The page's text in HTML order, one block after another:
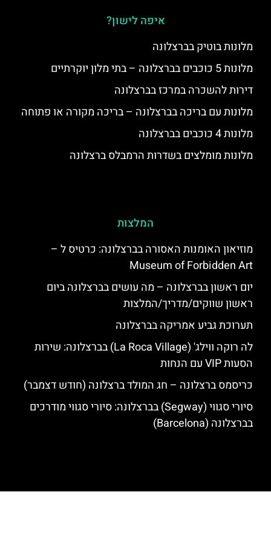
איפה לישון?
מלונות בוטיק בברצלונה
מלונות 5 כוכבים בברצלונה – בתי מלון יוקרתיים
דירות להשכרה במרכז בברצלונה
מלונות עם בריכה בברצלונה – בריכה מקורה או פתוחה
מלונות 4 כוכבים בברצלונה
מלונות מומלצים בשדרות הרמבלס ברצלונה
המלצות
מוזיאון האומנות האסורה בברצלונה: כרטיס ל –
Museum of Forbidden Art
יום ראשון בברצלונה – מה עושים בברצלונה ביום
ראשון שווקים/מדריך/המלצות
תערוכת גביע אמריקה בברצלונה
לה רוקה ווילג' (La Roca Village) בברצלונה: שירות
הסעות VIP עם הנחות
כריסמס ברצלונה – חג המולד ברצלונה (חודש דצמבר)
סיורי סגווי (Segway) בברצלונה: סיורי סגווי מודרכים
בברצלונה (Barcelona)